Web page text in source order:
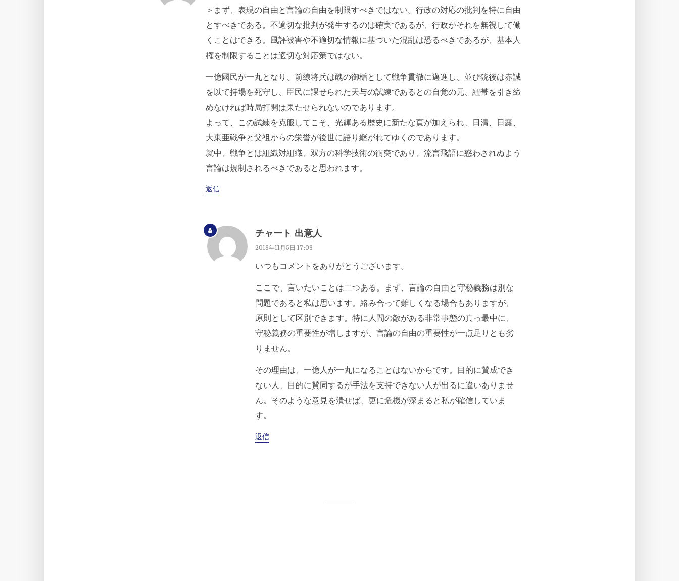
＞まず、表現の自由と言論の自由を制限すべきではない。行政の対応の批判を特に自由
とすべきである。不適切な批判が発生するのは確実であるが、行政がそれを無視して働
くことはできる。風評被害や不適切な情報に基づいた混乱は恐るべきであるが、基本人
権を制限することは適切な対応策ではない。
一億國民が一丸となり、前線将兵は醜の御楯として戦争貫徹に邁進し、並び銃後は赤誠
を以て持場を死守し、臣民に課せられた天与の試練であるとの自覚の元、紐帯を引き締
めなければ時局打開は果たせられないのであります。
よって、この試練を克服してこそ、光輝ある歴史に新たな頁が加えられ、日清、日露、
大東亜戦争と父祖からの栄誉が後世に語り継がれてゆくのであります。
就中、戦争とは組織対組織、双方の科学技術の衝突であり、流言飛語に惑わされぬよう
言論は規制されるべきであると思われます。
返信
チャート 出意人
2018年11月5日 17:08
いつもコメントをありがとうございます。
ここで、言いたいことは二つある。まず、言論の自由と守秘義務は別な
問題であると私は思います。絡み合って難しくなる場合もありますが、
原則として区別できます。特に人間の敵がある非常事態の真っ最中に、
守秘義務の重要性が増しますが、言論の自由の重要性が一点足りとも劣
りません。
その理由は、一億人が一丸になることはないからです。目的に賛成でき
ない人、目的に賛同するが手法を支持できない人が出るに違いありませ
ん。そのような意見を潰せば、更に危機が深まると私が確信していま
す。
返信